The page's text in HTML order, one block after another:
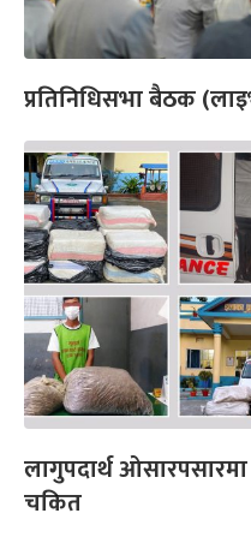
प्रतिनिधिसभा बैठक
लागुपदार्थ ओसारपसारमा
चकित